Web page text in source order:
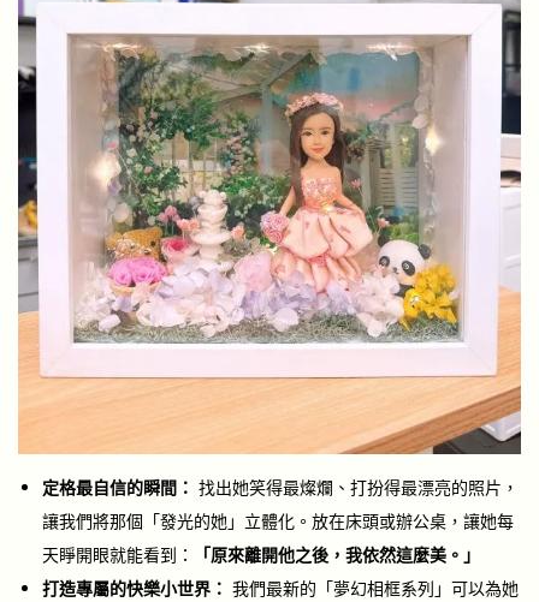
定格最自信的瞬間： 找出她笑得最燦爛、打扮得最漂亮的照片，
讓我們將那個「發光的她」立體化。放在床頭或辦公桌，讓她每
天睜開眼就能看到：
「原來離開他之後，我依然這麼美。」
打造專屬的快樂小世界： 我們最新的「夢幻相框系列」可以為她